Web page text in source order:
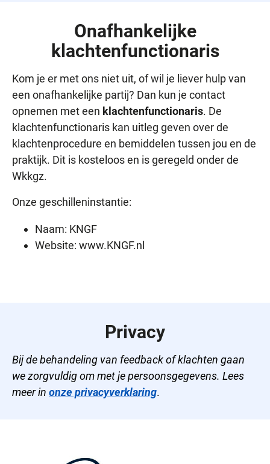
Onafhankelijke
klachtenfunctionaris
Kom je er met ons niet uit, of wil je liever hulp van
een onafhankelijke partij? Dan kun je contact
opnemen met een klachtenfunctionaris. De
klachtenfunctionaris kan uitleg geven over de
klachtenprocedure en bemiddelen tussen jou en de
praktijk. Dit is kosteloos en is geregeld onder de
Wkkgz.
Onze geschilleninstantie:
Naam: KNGF
Website: www.KNGF.nl
Privacy
Bij de behandeling van feedback of klachten gaan
we zorgvuldig om met je persoonsgegevens. Lees
meer in onze privacyverklaring.